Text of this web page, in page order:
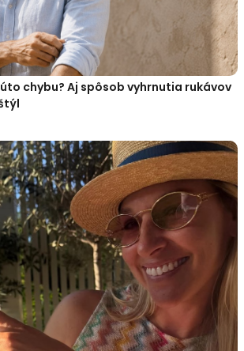
chybu? Aj spôsob vyhrnutia rukávov